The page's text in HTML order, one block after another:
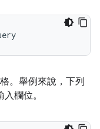
。舉例來說，下列
欄位。